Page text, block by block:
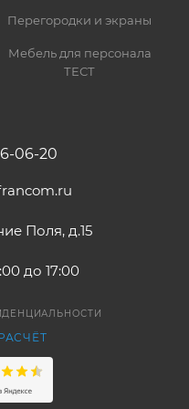
Перегородки и экраны
Мебель для персонала
ТЕСТ
06-20
Поля, д.15
до 17:00